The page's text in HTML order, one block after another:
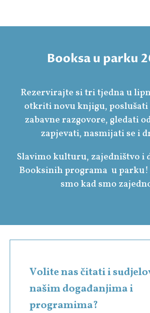
Booksa u parku
Rezervirajte si tri tjedna u
otkriti novu knjigu, poslušati
zabavne razgovore, gledati
zapjevati, nasmijati se i
Slavimo kulturu, zajedništvo i
Booksinih programa u
smo kad smo
Volite nas čitati i
našim događanjima i
programima?